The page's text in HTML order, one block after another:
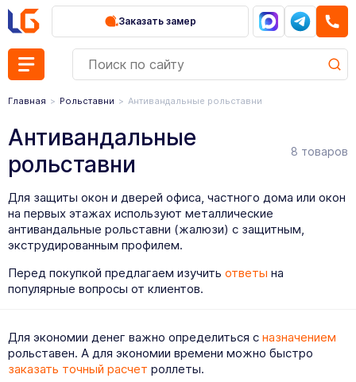
Заказать замер
Главная Рольставни Антивандальные рольставни
Антивандальные
рольставни
8 товаров
Для защиты окон и дверей офиса, частного дома или окон
на первых этажах используют металлические
антивандальные рольставни (жалюзи) с защитным,
экструдированным профилем.
Перед покупкой предлагаем изучить ответы на
популярные вопросы от клиентов.
Для экономии денег важно определиться с назначением
рольставен. А для экономии времени можно быстро
заказать точный расчет роллеты.